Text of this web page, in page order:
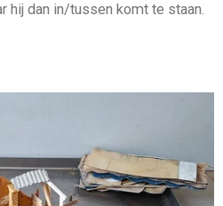
hij dan in/tussen komt te staan.